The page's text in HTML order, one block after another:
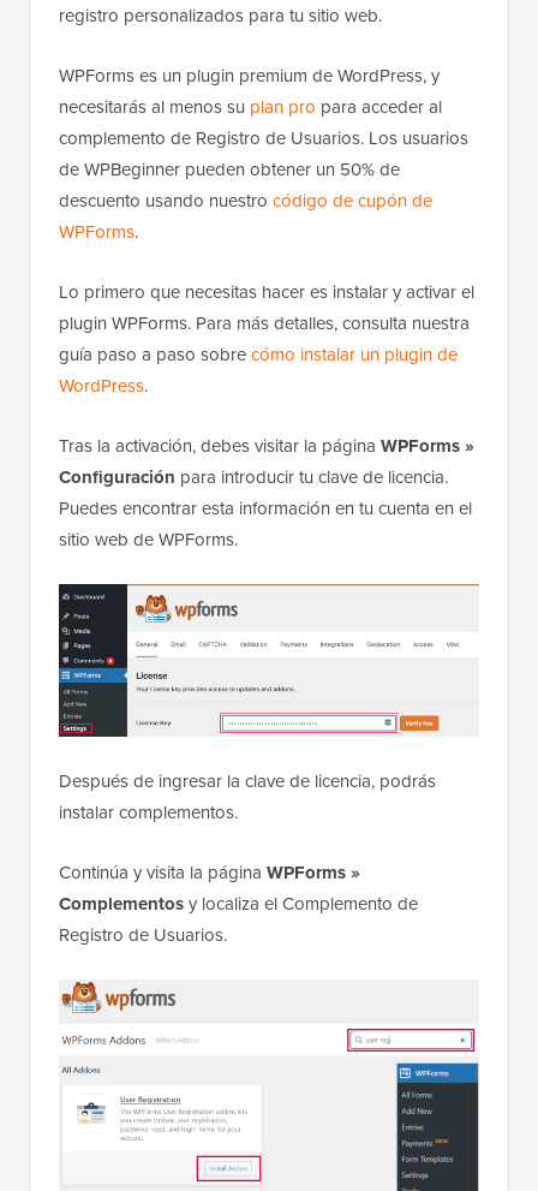
registro personalizados para tu sitio web.
WPForms es un plugin premium de WordPress, y
necesitarás al menos su plan pro para acceder al
complemento de Registro de Usuarios. Los usuarios
de WPBeginner pueden obtener un 50% de
descuento usando nuestro código de cupón de
WPForms.
Lo primero que necesitas hacer es instalar y activar el
plugin WPForms. Para más detalles, consulta nuestra
guía paso a paso sobrecómo instalar un plugin de
WordPress.
Tras la activación, debes visitar la página WPForms »
Configuración para introducir tu clave de licencia.
Puedes encontrar esta información en tu cuenta en el
sitio web de WPForms.
Después de ingresar la clave de licencia, podrás
instalar complementos.
Continúa y visita la página WPForms »
Complementosy localiza el Complemento de
Registro de Usuarios.